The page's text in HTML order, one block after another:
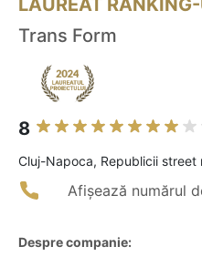
LAUREAT
Trans Form
8
Cluj-Napoca, Republicii street
Afișează numărul
Despre companie: